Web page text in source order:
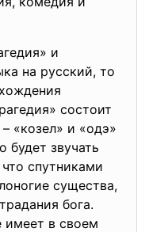
и
на русский, то
состоит
«козел» и «одэ»
будет звучать
спутниками
существа,
бога.
в своем